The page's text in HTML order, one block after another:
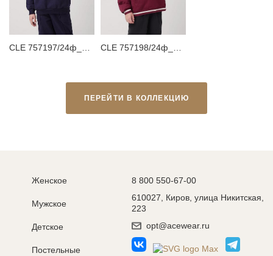
ПЕРЕЙТИ В КОЛЛЕКЦИЮ
Женское
Мужское
Детское
Постельные
8 800 550-67-00
610027, Киров, улица Никитская,
223
opt@acewear.ru